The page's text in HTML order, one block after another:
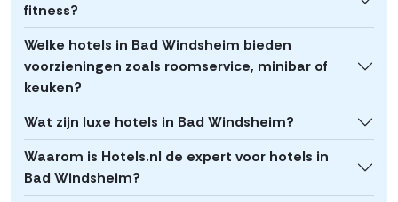
fitness?
Welke hotels in Bad Windsheim bieden
voorzieningen zoals roomservice, minibar of
keuken?
Wat zijn luxe hotels in Bad Windsheim?
Waarom is Hotels.nl de expert voor hotels in
Bad Windsheim?